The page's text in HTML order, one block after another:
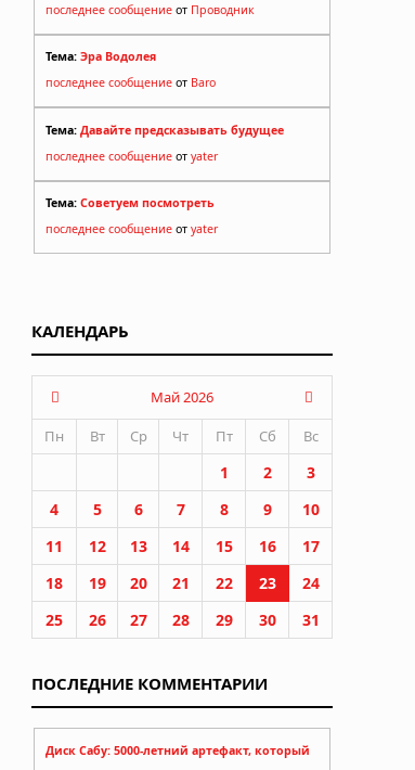
последнее сообщение от Проводник
Тема: Эра Водолея
последнее сообщение от Baro
Тема: Давайте предсказывать будущее
последнее сообщение от yater
Тема: Советуем посмотреть
последнее сообщение от yater
КАЛЕНДАРЬ
Май 2026
Пн
Вт Ср Чт Пт Сб Вс
1 2
3
4
5 6 7 8 9
10
11
12 13 14 15 16
17
18
19 20 21 22 23
24
25
26 27 28 29 30 31
ПОСЛЕДНИЕ КОММЕНТАРИИ
Диск Сабу: 5000-летний артефакт, который